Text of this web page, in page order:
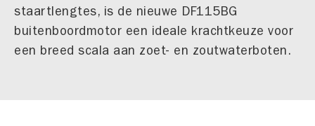
staartlengtes, is de nieuwe DF115BG
buitenboordmotor een ideale krachtkeuze voor
een breed scala aan zoet- en zoutwaterboten.